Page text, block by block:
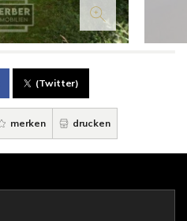
(Twitter)
merken drucken